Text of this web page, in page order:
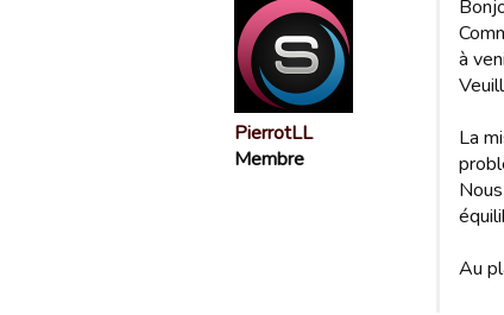
PierrotLL
Membre
à
La
Au